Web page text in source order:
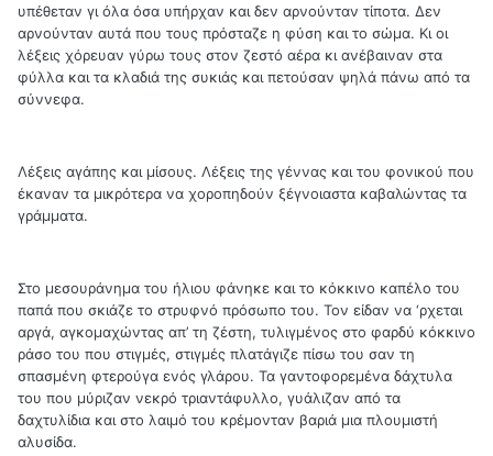
υπέθεταν γι όλα όσα υπήρχαν και δεν αρνούνταν τίποτα. Δεν
αρνούνταν αυτά που τους πρόσταζε η φύση και το σώμα. Κι οι
λέξεις χόρευαν γύρω τους στον ζεστό αέρα κι ανέβαιναν στα
φύλλα και τα κλαδιά της συκιάς και πετούσαν ψηλά πάνω από τα
σύννεφα.
Λέξεις αγάπης και μίσους. Λέξεις της γέννας και του φονικού που
έκαναν τα μικρότερα να χοροπηδούν ξέγνοιαστα καβαλώντας τα
γράμματα.
Στο μεσουράνημα του ήλιου φάνηκε και το κόκκινο καπέλο του
παπά που σκιάζε το στρυφνό πρόσωπο του. Τον είδαν να ‘ρχεται
αργά, αγκομαχώντας απ’ τη ζέστη, τυλιγμένος στο φαρδύ κόκκινο
ράσο του που στιγμές, στιγμές πλατάγιζε πίσω του σαν τη
σπασμένη φτερούγα ενός γλάρου. Τα γαντοφορεμένα δάχτυλα
του που μύριζαν νεκρό τριαντάφυλλο, γυάλιζαν από τα
δαχτυλίδια και στο λαιμό του κρέμονταν βαριά μια πλουμιστή
αλυσίδα.